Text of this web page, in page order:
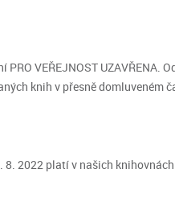
VEŘEJNOST UZAVŘENA.
knih v přesně domluveném
8. 2022 platí v našich